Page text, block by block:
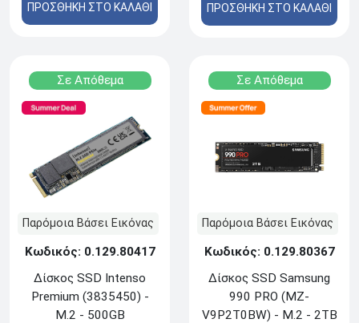
ΠΡΟΣΘΗΚΗ ΣΤΟ ΚΑΛΑΘΙ ΠΡΟΣΘΗΚΗ ΣΤΟ ΚΑΛΑΘΙ
Σε Απόθεμα
Παρόμοια Βάσει Εικόνας
Κωδικός: 0.129.80417
Δίσκος SSD Ιntenso
Premium (3835450) -
M.2 - 500GB
Σε Απόθεμα
Παρόμοια Βάσει Εικόνας
Κωδικός: 0.129.80367
Δίσκος SSD Samsung
990 PRO (MZ-
V9P2T0BW) - M.2 - 2TB